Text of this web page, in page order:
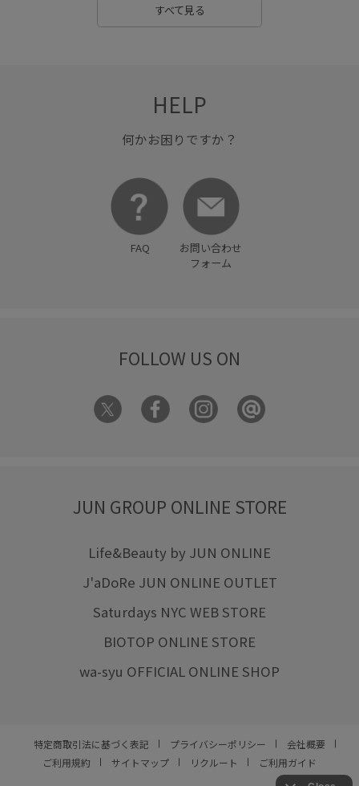
すべて見る
HELP
何かお困りですか？
FAQ
お問い合わせ
フォーム
FOLLOW US ON
JUN GROUP ONLINE STORE
Life&Beauty by JUN ONLINE
J'aDoRe JUN ONLINE OUTLET
Saturdays NYC WEB STORE
BIOTOP ONLINE STORE
wa-syu OFFICIAL ONLINE SHOP
特定商取引法に基づく表記 プライバシーポリシー
会社概要
ご利用規約
サイトマップ リクルート ご利用ガイド